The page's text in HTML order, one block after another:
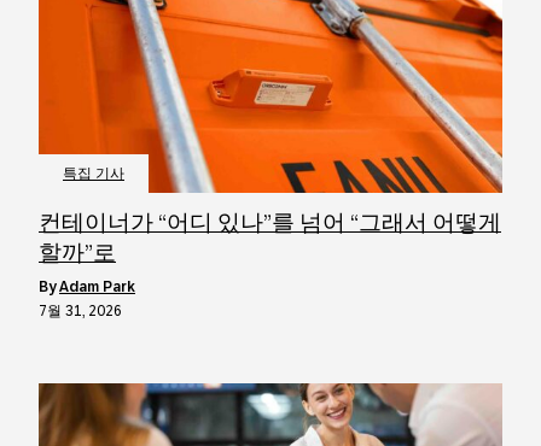
특집 기사
컨테이너가 “어디 있나”를 넘어 “그래서 어떻게
할까”로
byAdam Park
7월 31, 2026